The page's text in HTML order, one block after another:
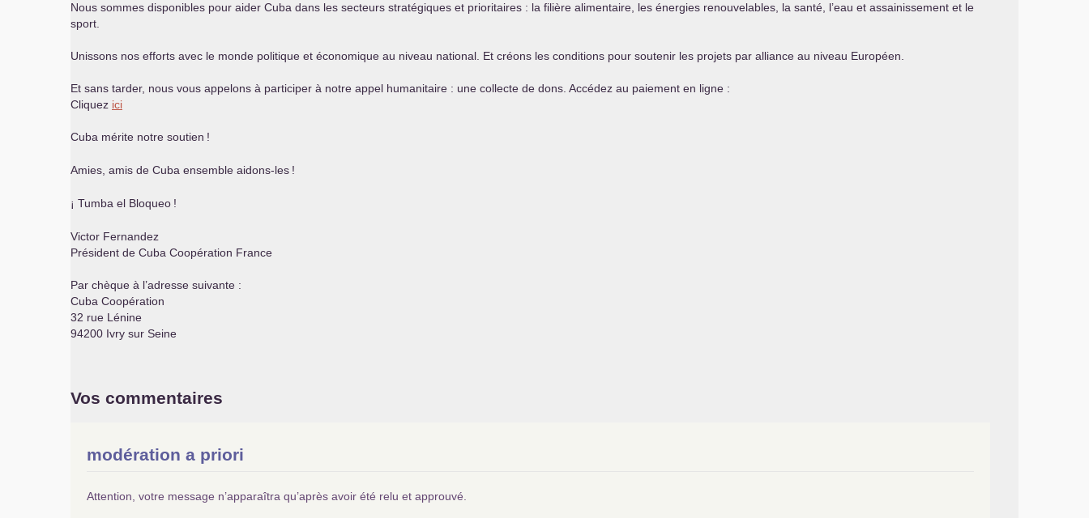
Nous sommes disponibles pour aider Cuba dans les secteurs stratégiques et prioritaires : la filière alimentaire, les énergies renouvelables, la santé, l’eau et assainissement et le
sport.
Unissons nos efforts avec le monde politique et économique au niveau national. Et créons les conditions pour soutenir les projets par alliance au niveau Européen.
Et sans tarder, nous vous appelons à participer à notre appel humanitaire : une collecte de dons. Accédez au paiement en ligne :
Cliquez ici
Cuba mérite notre soutien !
Amies, amis de Cuba ensemble aidons-les !
¡ Tumba el Bloqueo !
Victor Fernandez
Président de Cuba Coopération France
Par chèque à l’adresse suivante :
Cuba Coopération
32 rue Lénine
94200 Ivry sur Seine
Vos commentaires
modération a priori
Attention, votre message n’apparaîtra qu’après avoir été relu et approuvé.